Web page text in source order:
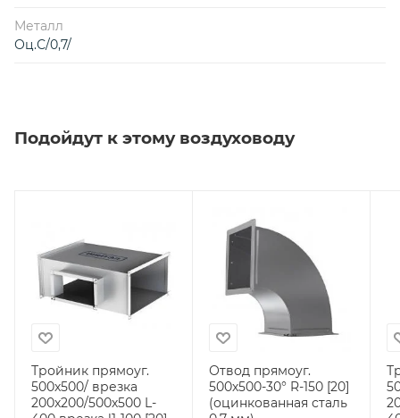
Металл
Оц.С/0,7/
Подойдут к этому воздуховоду
Тройник прямоуг.
500х500/ врезка
200х200/500х500 L-
Отвод прямоуг.
500х500-30° R-150 [20]
(оцинкованная сталь